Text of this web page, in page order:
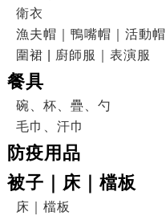
衛衣
漁夫帽｜鴨嘴帽｜活動帽
圍裙 | 廚師服｜表演服
餐具
碗、杯、疊、勺
毛巾、汗巾
防疫用品
被子｜床｜檔板
床｜檔板